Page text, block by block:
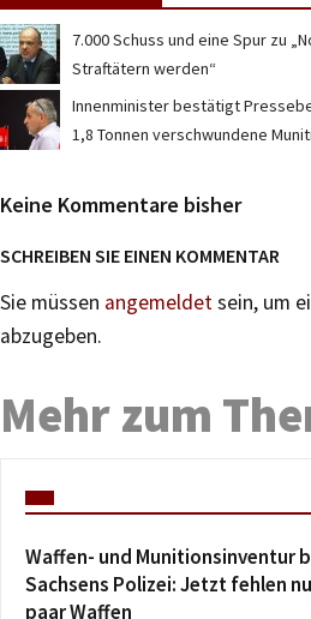
7.000 Schuss und eine Spur zu
Straftätern werden“
Innenminister bestätigt
1,8 Tonnen verschwundene
Keine Kommentare bisher
SCHREIBEN SIE EINEN KOMMENTAR
Sie müssen angemeldetsein, um
abzugeben.
Mehr zum
Waffen- und Munitionsinventur
Sachsens Polizei: Jetzt fehlen
paar Waffen